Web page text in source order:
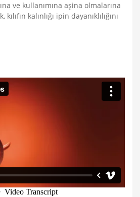
ve kullanımına aşina olmalarına
kalınlığı ipin dayanıklılığını